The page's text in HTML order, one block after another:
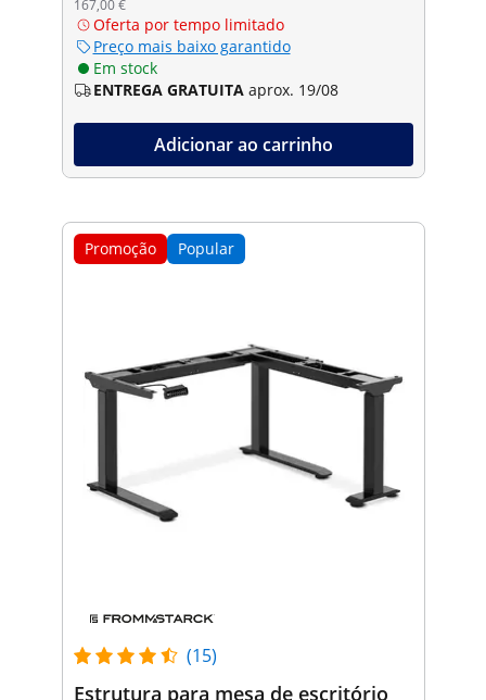
167,00 €
Oferta por tempo limitado
Preço mais baixo garantido
Em stock
ENTREGA GRATUITA aprox. 19/08
Adicionar ao carrinho
Promoção Popular
(15)
Estrutura para mesa de escritório